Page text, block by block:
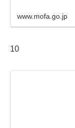
www.mofa.go.jp
10